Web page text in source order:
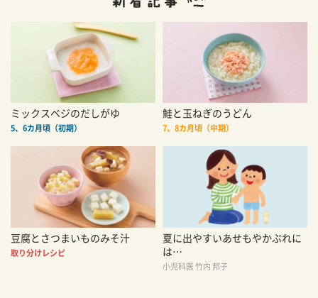
ミックスベジのだしがゆ
5、6カ月頃（初期）
鮭と玉ねぎのうどん
7、8カ月頃（中期）
豆腐とさつまいものみそ汁
取り分けレシピ
夏に出やすいあせもやかぶれに
は…
小児科医 竹内 邦子